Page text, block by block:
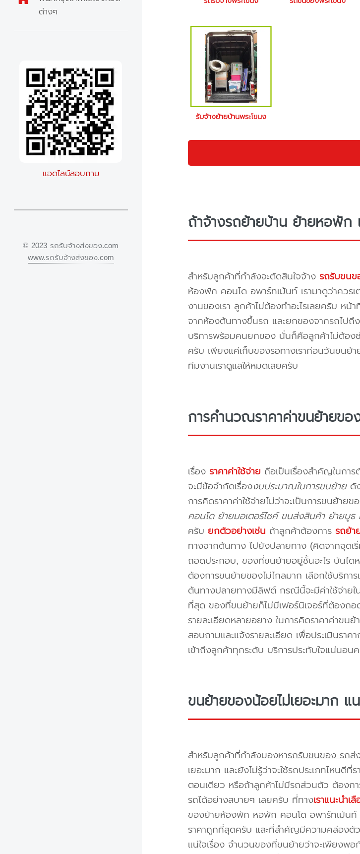
รับจ้างย้ายบ้านพระโขนง
ถ้าจ้างรถย้ายบ้าน ย้ายหอพัก
สำหรับลูกค้าที่กำลังจะตัดสินใจจ้าง รถรับขนข
ห้องพัก คอนโด อพาร์ทเม้นท์เรามาดูว่าควร
งานของเรา ลูกค้าไม่ต้องทำอะไรเลยครับ ห
จากห้องต้นทางขึ้นรถ และยกของจากรถไปถึ
บริการพร้อมคนยกของ นั่นก็คือลูกค้าไม่ต้อง
ครับ เพียงแค่เก็บของรอทางเราก่อนวันขนย้
ทีมงานเราดูแลให้หมดเลยครับ
การคำนวณราคาค่าขนย้ายขอ
เรื่อง ราคาค่าใช้จ่าย ถือเป็นเรื่องสำคัญในการ
จะมีข้อจำกัดเรื่องงบประมาณในการขนย้ายดัง
การคิดราคาค่าใช้จ่ายไม่ว่าจะเป็นการขนย้ายข
คอนโด ย้ายมอเตอร์ไซค์ ขนส่งสินค้า ย้ายบู
ครับ ยกตัวอย่างเช่น ถ้าลูกค้าต้องการ รถย้า
ทางจากต้นทาง ไปยังปลายทาง (คิดจากจุด
ถอดประกอบ, ของที่ขนย้ายอยู่ชั้นอะไร บันได
ต้องการขนย้ายของไม่ไกลมาก เลือกใช้บริก
ต้นทางปลายทางมีลิฟต์ กรณีนี้จะมีค่าใช้จ่ายใ
ที่สุด ของที่ขนย้ายก็ไม่มีเฟอร์นิเจอร์ที่ต้องถอ
รายละเอียดหลายอยาง ในการคิดราคาค่าขนย้
สอบถามและแจ้งรายละเอียด เพื่อประเมินรา
เข้าถึงลูกค้าทุกระดับ บริการประทับใจแน่นอน
ขนย้ายของน้อยไม่เยอะมาก แ
สำหรับลูกค้าที่กำลังมองหารถรับขนของ รถส่
เยอะมาก และยังไม่รู้ว่าจะใช้รถประเภทไหนดี
ตอนเดียว หรือถ้าลูกค้าไม่มีรถส่วนตัว ต้องกา
รถได้อย่างสบายๆ เลยครับ ที่ทางเราแนะนำเ
ของย้ายห้องพัก หอพัก คอนโด อพาร์ทเม้นท์
ราคาถูกที่สุดครับ และที่สำคัญมีความคล่องตั
แน่ใจเรื่อง จำนวนของที่ขนย้ายว่าจะเพียงพอ
ต่างๆ
แอดไลน์สอบถาม
© 2023 รถรับจ้างส่งของ.com
www.รถรับจ้างส่งของ.com